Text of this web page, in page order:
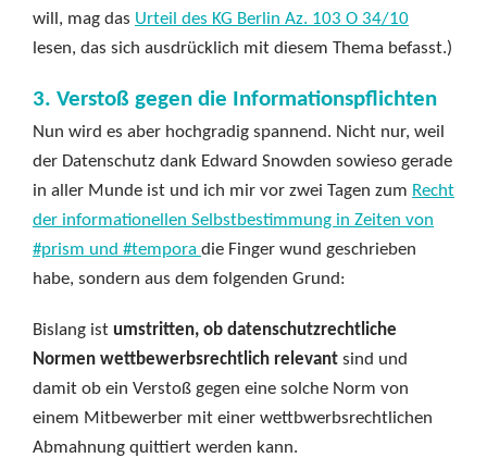
will, mag das Urteil des KG Berlin Az. 103 O 34/10
lesen, das sich ausdrücklich mit diesem Thema befasst.)
3. Verstoß gegen die Informationspflichten
Nun wird es aber hochgradig spannend. Nicht nur, weil
der Datenschutz dank Edward Snowden sowieso gerade
in aller Munde ist und ich mir vor zwei Tagen zum Recht
der informationellen Selbstbestimmung in Zeiten von
#prism und #tempora die Finger wund geschrieben
habe, sondern aus dem folgenden Grund:
Bislang ist umstritten, ob datenschutzrechtliche
Normen wettbewerbsrechtlich relevant sind und
damit ob ein Verstoß gegen eine solche Norm von
einem Mitbewerber mit einer wettbwerbsrechtlichen
Abmahnung quittiert werden kann.